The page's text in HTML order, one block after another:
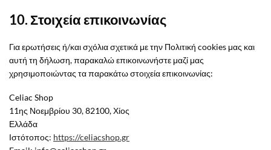
10. Στοιχεία επικοινωνίας
Για ερωτήσεις ή/και σχόλια σχετικά με την Πολιτική cookies μας και
αυτή τη δήλωση, παρακαλώ επικοινωνήστε μαζί μας
χρησιμοποιώντας τα παρακάτω στοιχεία επικοινωνίας:
Celiac Shop
11ης Νοεμβρίου 30, 82100, Χίος
Ελλάδα
Ιστότοπος: https://celiacshop.gr